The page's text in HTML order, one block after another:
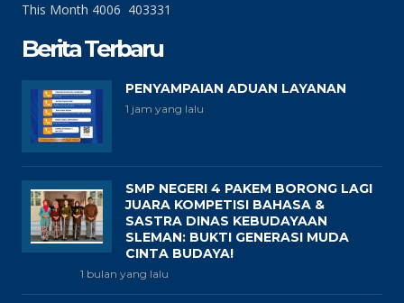
This Month 4006 403331
Berita Terbaru
PENYAMPAIAN ADUAN LAYANAN
1 jam yang lalu
SMP NEGERI 4 PAKEM BORONG LAGI
JUARA KOMPETISI BAHASA &
SASTRA DINAS KEBUDAYAAN
SLEMAN: BUKTI GENERASI MUDA
CINTA BUDAYA!
1 bulan yang lalu